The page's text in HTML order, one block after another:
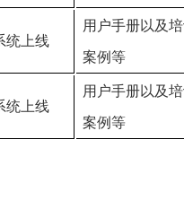
统上线
用户手册以及
案例等
统上线
用户手册以及
案例等